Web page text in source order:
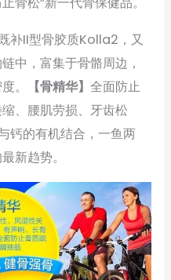
补II型骨胶质Kolla2，又
中，富集于骨骼周边，
。
【骨精华】全面防止
、腰肌劳损、牙齿松
钙的有机结合，一鱼两
新趋势。